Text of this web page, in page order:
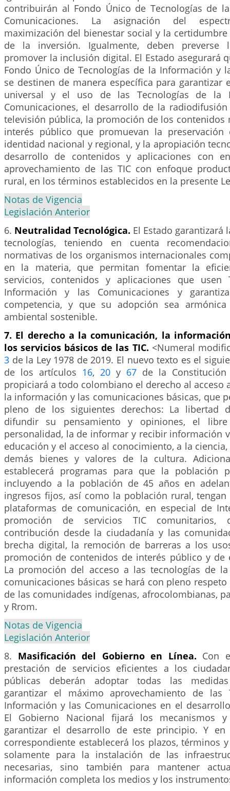
contribuirán al Fondo Único de Tecnologías de
Comunicaciones. La asignación del
maximización del bienestar social y la
de la inversión. Igualmente, deben preverse
promover la inclusión digital. El Estado asegurará
Fondo Único de Tecnologías de la Información y
se destinen de manera específica para garantizar
universal y el uso de las Tecnologías de la
Comunicaciones, el desarrollo de la
televisión pública, la promoción de los
interés público que promuevan la
identidad nacional y regional, y la apropiación
desarrollo de contenidos y aplicaciones con
aprovechamiento de las TIC con enfoque
rural, en los términos establecidos en la presente
Notas de Vigencia
Legislación Anterior
6. Neutralidad Tecnológica. El Estado garantizará
tecnologías, teniendo en cuenta
normativas de los organismos internacionales
en la materia, que permitan fomentar la
servicios, contenidos y aplicaciones que usen
Información y las Comunicaciones y
competencia, y que su adopción sea
ambiental sostenible.
7. El derecho a la comunicación, la
los servicios básicos de las TIC. <Numeral
3 de la Ley 1978 de 2019. El nuevo texto es el
de los artículos 16, 20 y 67 de la
propiciará a todo colombiano el derecho al acceso
la información y las comunicaciones básicas, que
pleno de los siguientes derechos: La libertad
difundir su pensamiento y opiniones, el
personalidad, la de informar y recibir información
educación y el acceso al conocimiento, a la
demás bienes y valores de la cultura.
establecerá programas para que la población
incluyendo a la población de 45 años en
ingresos fijos, así como la población rural,
plataformas de comunicación, en especial de
promoción de servicios TIC comunitarios,
contribución desde la ciudadanía y las
brecha digital, la remoción de barreras a los
promoción de contenidos de interés público y de
La promoción del acceso a las tecnologías de
comunicaciones básicas se hará con pleno
de las comunidades indígenas, afrocolombianas,
y Rrom.
Notas de Vigencia
Legislación Anterior
8. Masificación del Gobierno en Línea. Con
prestación de servicios eficientes a los
públicas deberán adoptar todas las
garantizar el máximo aprovechamiento de las
Información y las Comunicaciones en el
El Gobierno Nacional fijará los mecanismos
garantizar el desarrollo de este principio. Y en
correspondiente establecerá los plazos, términos
solamente para la instalación de las
necesarias, sino también para mantener
información completa los medios y los